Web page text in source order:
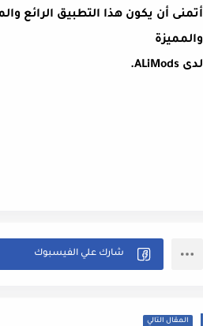
أتمنى أن يكون هذا التطبيق الرائع
والمميزة
لدى ALiMods.
المقال التالي